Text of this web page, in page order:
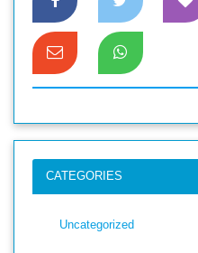
CATEGORIES
Uncategorized